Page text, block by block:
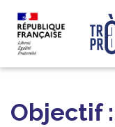
Objectif